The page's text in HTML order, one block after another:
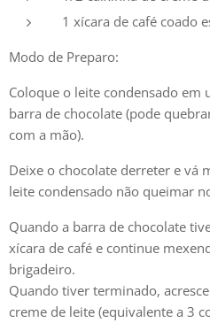
1 xícara de café coado
Modo de Preparo:
Coloque o leite condensado em
barra de chocolate (pode
com a mão).
Deixe o chocolate derreter e vá
leite condensado não queimar
Quando a barra de chocolate
xícara de café e continue
brigadeiro.
Quando tiver terminado,
creme de leite (equivalente a 3